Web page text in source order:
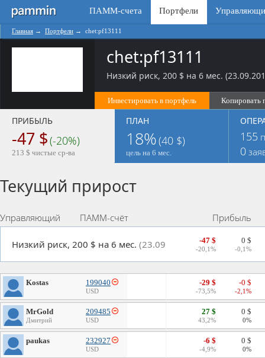
ПАММ-счета Портфели
Главная → Портфели → chet:pf13111
chet:pf13111
Низкий риск, 200 $ на 6 мес.
Инвестировать в портфель Копировать
ПРИБЫЛЬ
-47 $(-20%)
213 $ чистые ср-ва
ПЛАН
18%(40 $)
цель на 6 мес.
155
0
Текущий прирост
Управляющий ПАММ-счёт Прибыль
Низкий риск, 200 $ на 6 мес. (23.09.2014) -47 $
-20,1%
0 $
-0,1%
Kostas 199040
USD
-29 $
-73,5%
-0 $
-2,1%
MrGold
Дмитрий
209485
USD
27 $
43,2%
0 $
0%
paukas 232927
USD
-6 $
-4,9%
0 $
0%